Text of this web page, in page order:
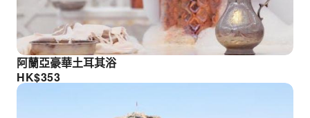
阿蘭亞豪華土耳其浴
HK$353